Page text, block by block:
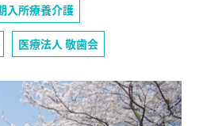
入所療養介護
医療法人 敬歯会